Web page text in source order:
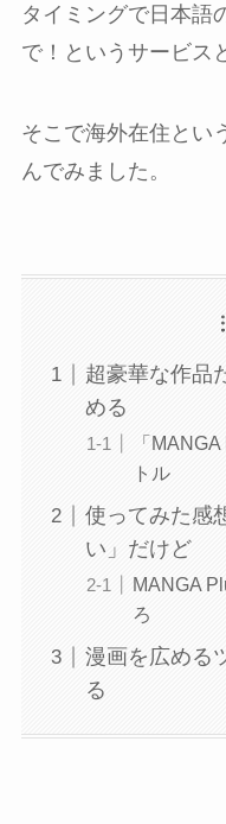
タイミングで日本語
で！というサービス
そこで海外在住とい
んでみました。
超豪華な作品
める
「
トル
使ってみた感
い」だけど
MANGA
ろ
漫画を広める
る